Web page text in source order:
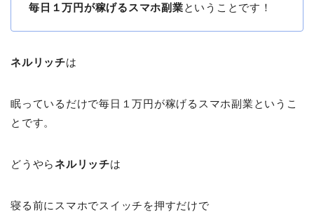
毎日１万円が稼げるスマホ副業ということです！
ネルリッチは
眠っているだけで毎日１万円が稼げるスマホ副業というこ
とです。
どうやらネルリッチは
寝る前にスマホでスイッチを押すだけで